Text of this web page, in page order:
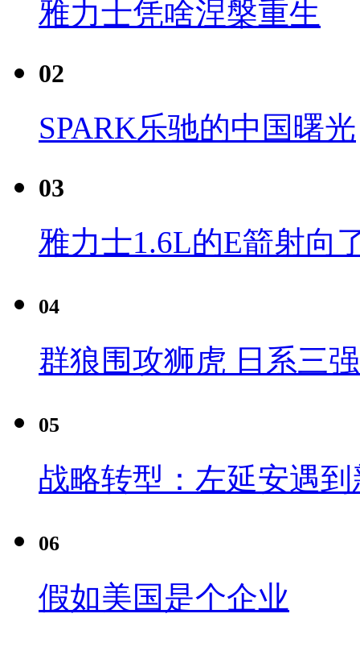
雅力士凭啥涅槃重生
02
SPARK乐驰的中国曙光
03
雅力士1.6L的E箭射向
04
群狼围攻狮虎 日系三
05
战略转型：左延安遇
06
假如美国是个企业